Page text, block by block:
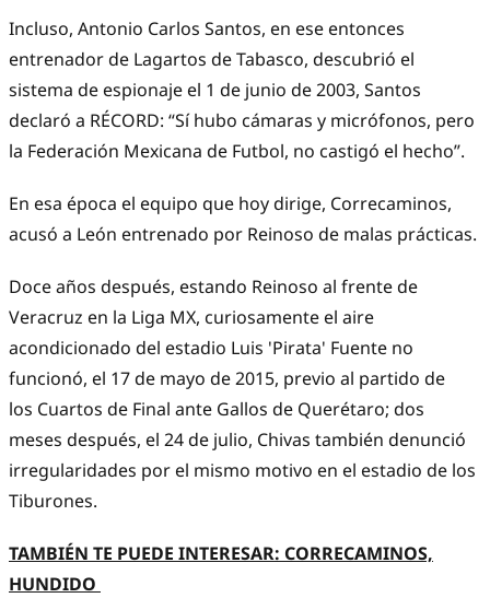
Incluso, Antonio Carlos Santos, en ese entonces
entrenador de Lagartos de Tabasco, descubrió el
sistema de espionaje el 1 de junio de 2003, Santos
declaró a RÉCORD: “Sí hubo cámaras y micrófonos, pero
la Federación Mexicana de Futbol, no castigó el hecho”.
En esa época el equipo que hoy dirige, Correcaminos,
acusó a León entrenado por Reinoso de malas prácticas.
Doce años después, estando Reinoso al frente de
Veracruz en la Liga MX, curiosamente el aire
acondicionado del estadio Luis 'Pirata' Fuente no
funcionó, el 17 de mayo de 2015, previo al partido de
los Cuartos de Final ante Gallos de Querétaro; dos
meses después, el 24 de julio, Chivas también denunció
irregularidades por el mismo motivo en el estadio de los
Tiburones.
TAMBIÉN TE PUEDE INTERESAR: CORRECAMINOS,
HUNDIDO